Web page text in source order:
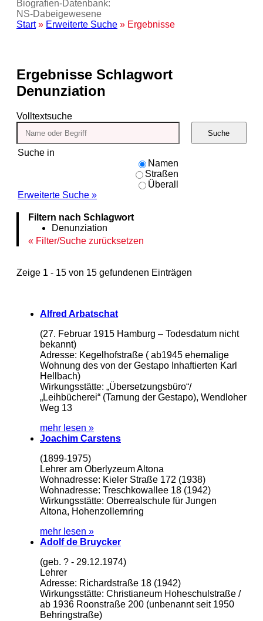
Biografien-Datenbank:
NS‑Dabeigewesene
Start» Erweiterte Suche » Ergebnisse
Ergebnisse Schlagwort
Denunziation
Volltextsuche
Suche in
Namen
Straßen
Überall
Erweiterte Suche »
Suche
Filtern nach Schlagwort
Denunziation
Filter/Suche zurücksetzen
Zeige 1 - 15 von 15 gefundenen Einträgen
Alfred Arbatschat
(27. Februar 1915 Hamburg – Todesdatum nicht
bekannt)
Adresse: Kegelhofstraße ( ab1945 ehemalige
Wohnung des von der Gestapo Inhaftierten Karl
Hellbach)
Wirkungsstätte: „Übersetzungsbüro“/
„Leihbücherei“ (Tarnung der Gestapo), Wendloher
Weg 13
mehr lesen »
Joachim Carstens
(1899-1975)
Lehrer am Oberlyzeum Altona
Wohnadresse: Kieler Straße 172 (1938)
Wohnadresse: Treschkowallee 18 (1942)
Wirkungsstätte: Oberrealschule für Jungen
Altona, Hohenzollernring
mehr lesen »
Adolf de Bruycker
(geb. ? - 29.12.1974)
Lehrer
Adresse: Richardstraße 18 (1942)
Wirkungsstätte: Christianeum Hoheschulstraße /
ab 1936 Roonstraße 200 (unbenannt seit 1950
Behringstraße)